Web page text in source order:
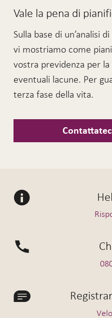
Vale la pena di
Sulla base di un’analisi
vi mostriamo come
vostra previdenza per
eventuali lacune. Per
terza fase della vita.